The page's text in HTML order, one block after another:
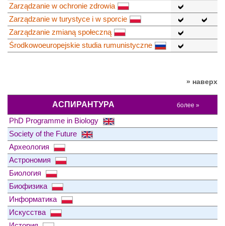
Zarządzanie w ochronie zdrowia
Zarządzanie w turystyce i w sporcie
Zarządzanie zmianą społeczną
Środkowoeuropejskie studia rumunistyczne
» наверх
АСПИРАНТУРА более »
PhD Programme in Biology
Society of the Future
Археология
Астрономия
Биология
Биофизика
Информатика
Искусства